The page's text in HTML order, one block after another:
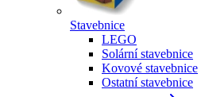
Stavebnice
LEGO
Solární stavebnice
Kovové stavebnice
Ostatní stavebnice